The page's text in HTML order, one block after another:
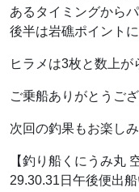
あるタイミングから
後半は岩礁ポイントに
ヒラメは3枚と数上が
ご乗船ありがとうご
次回の釣果もお楽し
【釣り船くにうみ丸
29.30.31日午後便出